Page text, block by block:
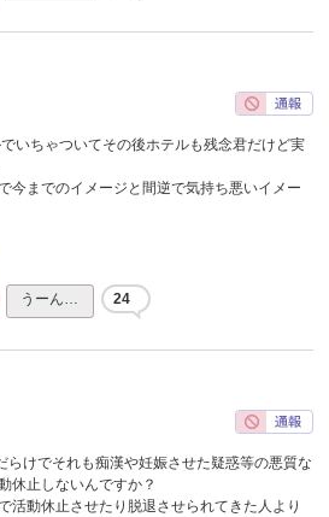
いちゃついてその後ホテルも残念君だけど実
今までのイメージと間逆で気持ち悪いイメー
うーん… 24
らけでそれも痴漢や妊娠させた疑惑等の悪質な
休止しないんですか？
活動休止させたり脱退させられてきた人より